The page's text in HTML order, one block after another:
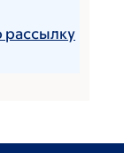
рассылку